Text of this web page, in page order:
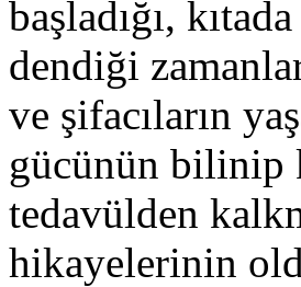
başladığı,
dendiği
ve şifacıların
gücünün bilinip
tedavülden
hikayelerinin